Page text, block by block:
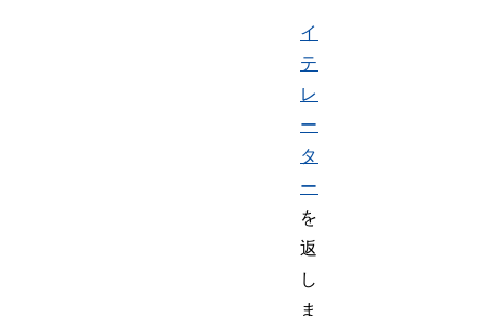
イ
テ
レ
ー
タ
ー
を
返
し
ま